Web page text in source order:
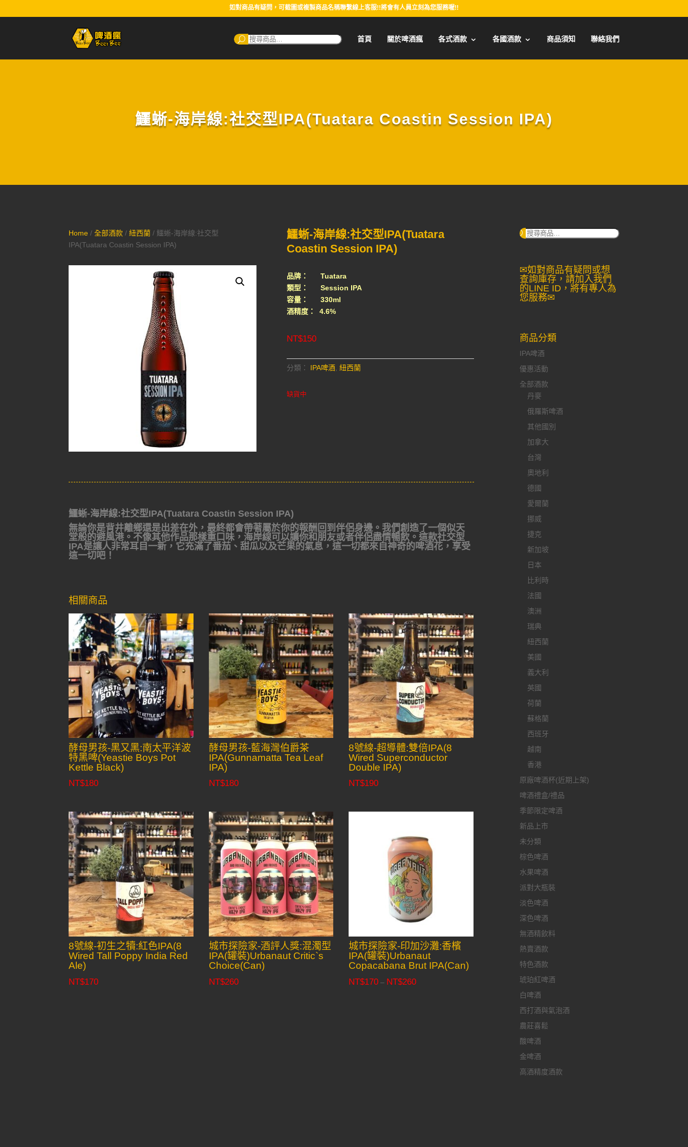
如對商品有疑問，可截圖或複製商品名稱聯繫線上客服!!將會有人員立刻為您服務喔!!
搜
尋：
首頁 關於啤酒瘋 各式酒款 各國酒款 商品須知 聯絡我們
鱷蜥-海岸線:社交型IPA(Tuatara Coastin Session IPA)
Home /全部酒款 /紐西蘭 / 鱷蜥-海岸線:社交型
IPA(Tuatara Coastin Session IPA)
鱷蜥-海岸線:社交型IPA(Tuatara
Coastin Session IPA)
品牌： Tuatara
類型： Session IPA
容量： 330ml
酒精度： 4.6%
NT$150
分類： IPA啤酒, 紐西蘭
缺貨中
鱷蜥-海岸線:社交型IPA(Tuatara Coastin Session IPA)
無論你是背井離鄉還是出差在外，最終都會帶著屬於你的報酬回到伴侶身邊。我們創造了一個似天
堂般的避風港。不像其他作品那樣重口味，海岸線可以讓你和朋友或者伴侶盡情暢飲。這款社交型
IPA是讓人非常耳目一新，它充滿了番茄、甜瓜以及芒果的氣息，這一切都來自神奇的啤酒花，享受
這一切吧！
相關商品
酵母男孩-黑又黑:南太平洋波
特黑啤(Yeastie Boys Pot
Kettle Black)
NT$180
酵母男孩-藍海灣伯爵茶
IPA(Gunnamatta Tea Leaf
IPA)
NT$180
8號線-超導體:雙倍IPA(8
Wired Superconductor
Double IPA)
NT$190
8號線-初生之犢:紅色IPA(8
Wired Tall Poppy India Red
Ale)
NT$170
城市探險家-酒評人獎:混濁型
IPA(罐裝)Urbanaut Critic`s
Choice(Can)
NT$260
城市探險家-印加沙灘:香檳
IPA(罐裝)Urbanaut
Copacabana Brut IPA(Can)
NT$170 – NT$260Price
搜
✉如對商品有疑問或想
查詢庫存，請加入我們
的LINE ID，將有專人為
您服務✉
商品分類
IPA啤酒
優惠活動
全部酒款
丹麥
俄羅斯啤酒
其他國別
加拿大
台灣
奧地利
德國
愛爾蘭
挪威
捷克
新加坡
日本
比利時
法國
澳洲
瑞典
紐西蘭
美國
義大利
英國
荷蘭
蘇格蘭
西班牙
越南
香港
原廠啤酒杯(近期上架)
啤酒禮盒/禮品
季節限定啤酒
新品上市
未分類
棕色啤酒
水果啤酒
派對大瓶裝
淡色啤酒
深色啤酒
無酒精飲料
熱賣酒款
特色酒款
琥珀紅啤酒
白啤酒
西打酒與氣泡酒
農莊喜鬆
酸啤酒
金啤酒
高酒精度酒款